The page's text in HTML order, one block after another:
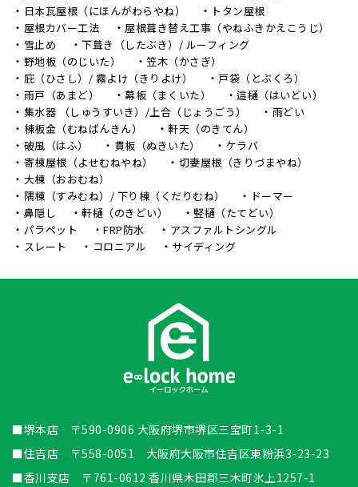
日本瓦屋根（にほんがわらやね）
トタン屋根
屋根カバー工法
屋根葺き替え工事（やねふきかえこうじ）
雪止め
下葺き（したぶき）/ ルーフィング
野地板（のじいた）
笠木（かさぎ）
庇（ひさし）/ 霧よけ（きりよけ）
戸袋（とぶくろ）
雨戸（あまど）
幕板（まくいた）
這樋（はいどい）
集水器 （しゅうすいき）/上合（じょうごう）
雨どい
棟板金（むねばんきん）
軒天（のきてん）
破風（はふ）
貫板（ぬきいた）
ケラバ
寄棟屋根（よせむねやね）
切妻屋根（きりづまやね）
大棟（おおむね）
隅棟（すみむね）/ 下り棟（くだりむね）
ドーマー
鼻隠し
軒樋（のきどい）
竪樋（たてどい）
パラペット
FRP防水
アスファルトシングル
スレート
コロニアル サイディング
■堺本店 〒590-0906 大阪府堺市堺区三宝町1-3-1
■住吉店 〒558-0051 大阪府大阪市住吉区東粉浜3-23-23
■香川支店 〒761-0612 香川県木田郡三木町氷上1257-1